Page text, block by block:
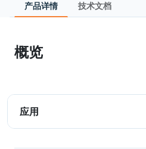
产品详情 技术文档
概览
应用